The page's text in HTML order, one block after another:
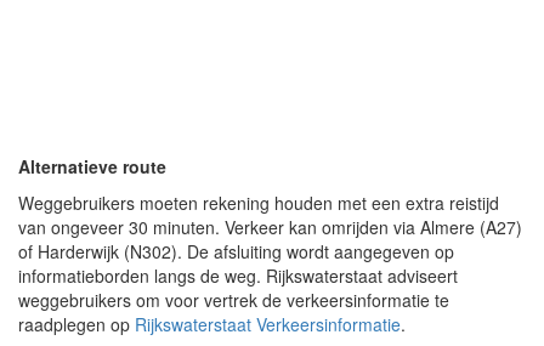
Alternatieve route
Weggebruikers moeten rekening houden met een extra reistijd
van ongeveer 30 minuten. Verkeer kan omrijden via Almere (A27)
of Harderwijk (N302). De afsluiting wordt aangegeven op
informatieborden langs de weg. Rijkswaterstaat adviseert
weggebruikers om voor vertrek de verkeersinformatie te
raadplegen op Rijkswaterstaat Verkeersinformatie.